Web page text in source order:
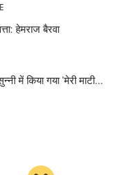
हेमराज बैरवा
में किया गया 'मेरी माटी...